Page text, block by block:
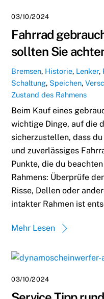
03/10/2024
Fahrrad
sollten Sie
Bremsen, Historie, Lenker,
Schaltung, Speichen,
Zustand des Rahmens
Beim Kauf eines
wichtige Dinge, auf die
sicherzustellen, dass
und zuverlässiges
Punkte, die du
Rahmens: Überprüfe
Risse, Dellen oder
intakter Rahmen ist
Mehr Lesen
03/10/2024